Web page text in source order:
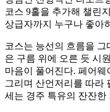
코스 9홀을 추가해 챌린
상급자까지 누구나 좋아
코스는 능선의 흐름을
은 구름 위에 오른 듯 시
마음이 풀어진다. 페어
그리며 산언저리를 따라
세는 경주 특유의 잔잔한